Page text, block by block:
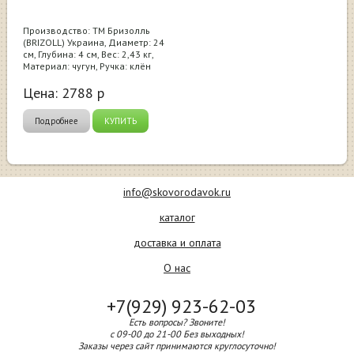
Производство: ТМ Бризолль
(BRIZOLL) Украина, Диаметр: 24
см, Глубина: 4 см, Вес: 2,43 кг,
Материал: чугун, Ручка: клён
Цена: 2788 р
Подробнее КУПИТЬ
info@skovorodavok.ru
каталог
доставка и оплата
О нас
+7(929) 923-62-03
Есть вопросы? Звоните!
с 09-00 до 21-00 Без выходных!
Заказы через сайт принимаются круглосуточно!